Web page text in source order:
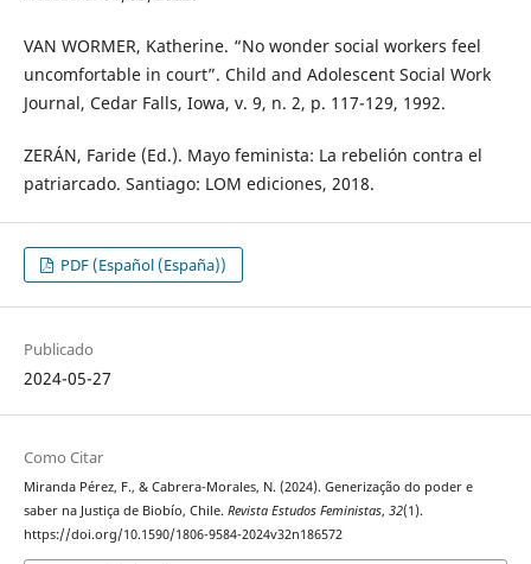
VAN WORMER, Katherine. “No wonder social workers feel
uncomfortable in court”. Child and Adolescent Social Work
Journal, Cedar Falls, Iowa, v. 9, n. 2, p. 117-129, 1992.
ZERÁN, Faride (Ed.). Mayo feminista: La rebelión contra el
patriarcado. Santiago: LOM ediciones, 2018.
PDF (Español (España))
Publicado
2024-05-27
Como Citar
Miranda Pérez, F., & Cabrera-Morales, N. (2024). Generização do poder e
saber na Justiça de Biobío, Chile. Revista Estudos Feministas, 32(1).
https://doi.org/10.1590/1806-9584-2024v32n186572